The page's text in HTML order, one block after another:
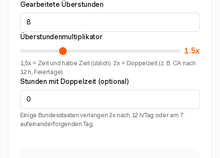
Gearbeitete Überstunden
Überstundenmultiplikator
1.5x
1,5x = Zeit und halbe Zeit (üblich). 2x = Doppelzeit (z. B. CA nach
12 h, Feiertage).
Stunden mit Doppelzeit (optional)
Einige Bundesstaaten verlangen 2x nach 12 h/Tag oder am 7.
aufeinanderfolgenden Tag.